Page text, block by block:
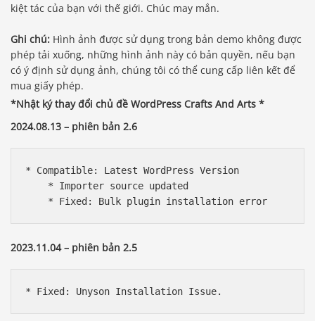
kiệt tác của bạn với thế giới. Chúc may mắn.
Ghi chú: Hình ảnh được sử dụng trong bản demo không được
phép tải xuống, những hình ảnh này có bản quyền, nếu bạn
có ý định sử dụng ảnh, chúng tôi có thể cung cấp liên kết để
mua giấy phép.
*Nhật ký thay đổi chủ đề WordPress Crafts And Arts *
2024.08.13 – phiên bản 2.6
* Compatible: Latest WordPress Version
    * Importer source updated
    * Fixed: Bulk plugin installation error
2023.11.04 – phiên bản 2.5
* Fixed: Unyson Installation Issue.